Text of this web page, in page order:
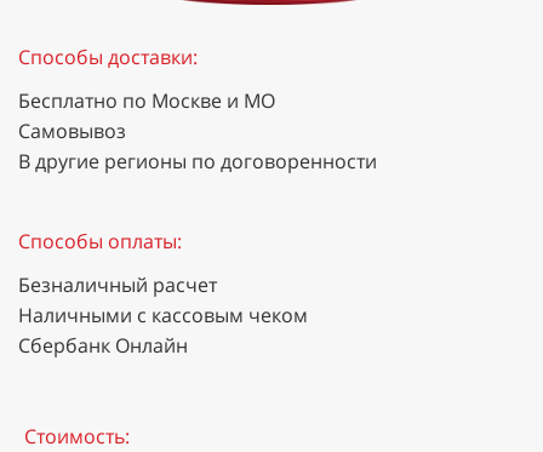
Способы доставки:
Бесплатно по Москве и МО
Самовывоз
В другие регионы по договоренности
Способы оплаты:
Безналичный расчет
Наличными с кассовым чеком
Сбербанк Онлайн
Стоимость: